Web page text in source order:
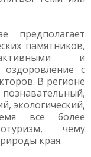
предполагает
памятников,
и
с
В регионе
экологический,
все более
чему
края.